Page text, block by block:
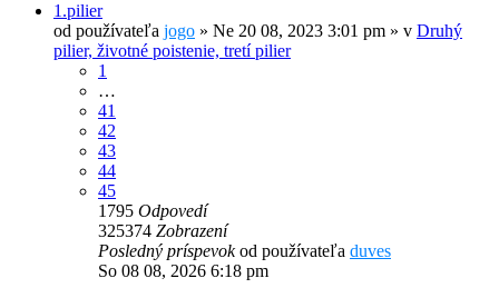
1.pilier
od používateľa jogo » Ne 20 08, 2023 3:01 pm » v Druhý
pilier, životné poistenie, tretí pilier
1
…
41
42
43
44
45
1795 Odpovedí
325374 Zobrazení
Posledný príspevokod používateľa duves
So 08 08, 2026 6:18 pm